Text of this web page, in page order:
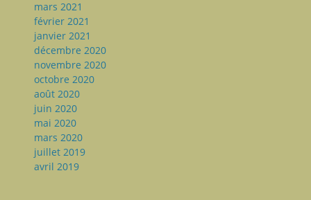
mars 2021
février 2021
janvier 2021
décembre 2020
novembre 2020
octobre 2020
août 2020
juin 2020
mai 2020
mars 2020
juillet 2019
avril 2019